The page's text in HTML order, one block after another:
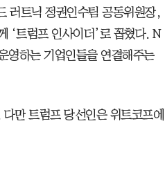
러트닉 정권인수팀 공동위원장,
‘트럼프 인사이더’로 꼽혔다. N
영하는 기업인들을 연결해주는
만 트럼프 당선인은 위트코프에